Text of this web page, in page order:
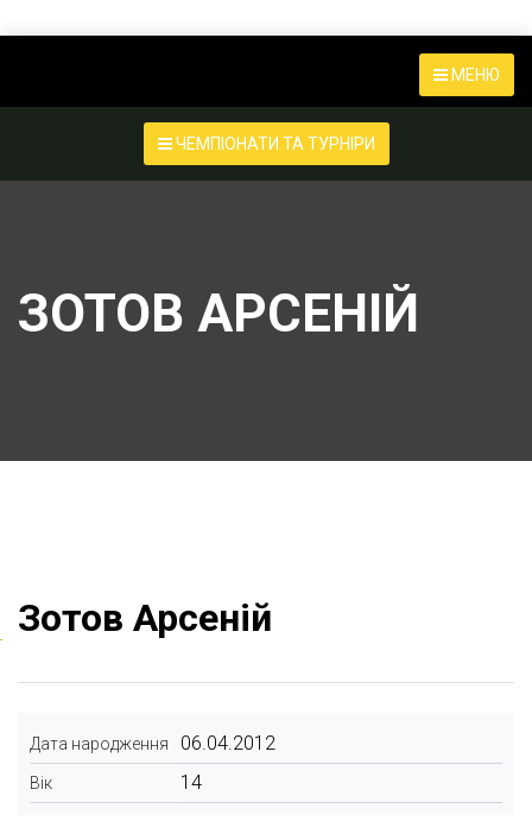
МЕНЮ
ЧЕМПІОНАТИ ТА ТУРНІРИ
ЗОТОВ АРСЕНІЙ
Зотов Арсеній
Дата народження 06.04.2012
Вік 14